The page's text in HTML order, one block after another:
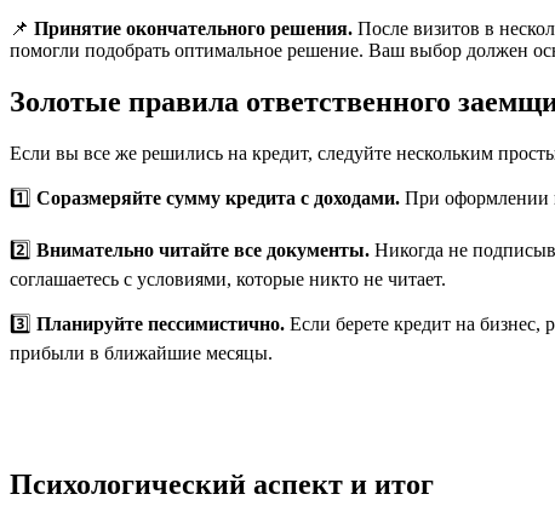
📌 Принятие окончательного решения. После визитов в
помогли подобрать оптимальное решение. Ваш выбор должен
Золотые правила ответственного
Если вы все же решились на кредит, следуйте нескольким
1️⃣ Соразмеряйте сумму кредита с доходами. При оформлении
2️⃣ Внимательно читайте все документы. Никогда не
соглашаетесь с условиями, которые никто не читает.
3️⃣ Планируйте пессимистично. Если берете кредит на бизнес,
прибыли в ближайшие месяцы.
Психологический аспект и итог